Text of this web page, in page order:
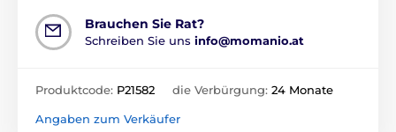
Brauchen Sie Rat?
Schreiben Sie uns info@momanio.at
Produktcode: P21582 die Verbürgung: 24 Monate
Angaben zum Verkäufer